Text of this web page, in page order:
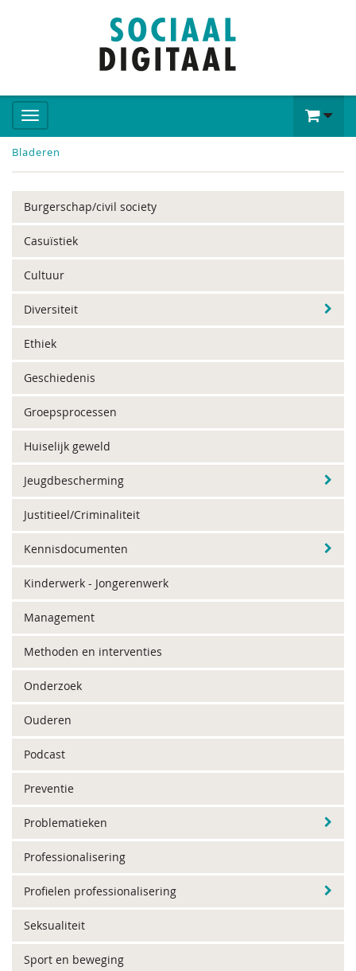
Bladeren
Burgerschap/civil society
Casuïstiek
Cultuur
Diversiteit
Ethiek
Geschiedenis
Groepsprocessen
Huiselijk geweld
Jeugdbescherming
Justitieel/Criminaliteit
Kennisdocumenten
Kinderwerk - Jongerenwerk
Management
Methoden en interventies
Onderzoek
Ouderen
Podcast
Preventie
Problematieken
Professionalisering
Profielen professionalisering
Seksualiteit
Sport en beweging